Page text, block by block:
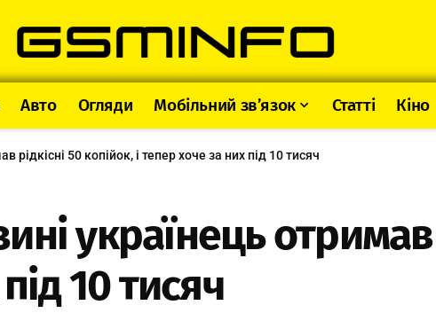
Авто Огляди Мобільний зв’язок Статті Кіно
50 копійок, і тепер хоче за них під 10 тисяч
українець отримав
10 тисяч